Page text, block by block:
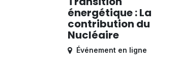
énergétique : La
contribution du
Nucléaire
Événement en ligne